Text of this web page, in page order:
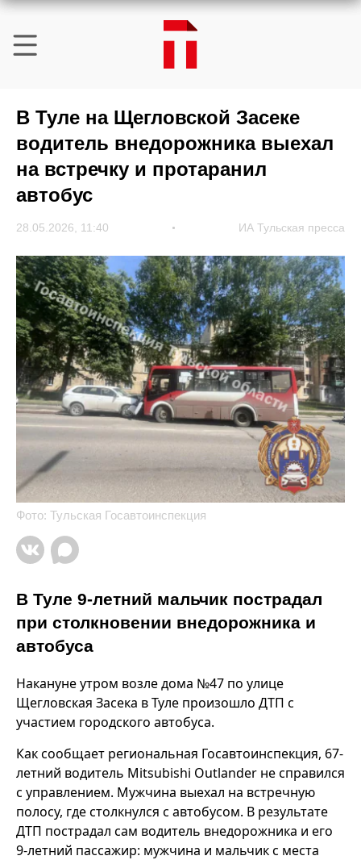
В Туле на Щегловской Засеке
водитель внедорожника выехал
на встречку и протаранил
автобус
28.05.2026, 11:40 ИА Тульская пресса
Фото: Тульская Госавтоинспекция
В Туле 9-летний мальчик пострадал
при столкновении внедорожника и
автобуса
Накануне утром возле дома №47 по улице
Щегловская Засека в Туле произошло ДТП с
участием городского автобуса.
Как сообщает региональная Госавтоинспекция, 67-
летний водитель Mitsubishi Outlander не справился
с управлением. Мужчина выехал на встречную
полосу, где столкнулся с автобусом. В результате
ДТП пострадал сам водитель внедорожника и его
9-летний пассажир: мужчина и мальчик с места